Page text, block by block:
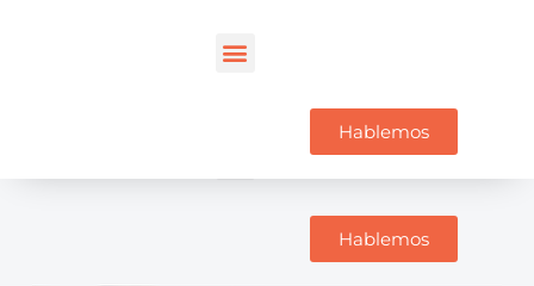
Hablemos
Hablemos